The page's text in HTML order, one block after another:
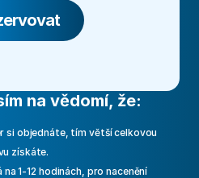
na vědomí, že:
si objednáte, tím větší celkovou
získáte.
1-12 hodinách, pro nacenění